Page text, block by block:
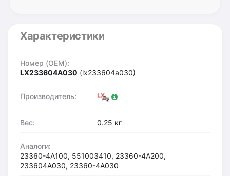
Характеристики
Номер (OEM):
LX233604A030 (lx233604a030)
Производитель:
Вес: 0.25 кг
Аналоги:
23360-4A100, 551003410, 23360-4A200,
233604A030, 23360-4A030